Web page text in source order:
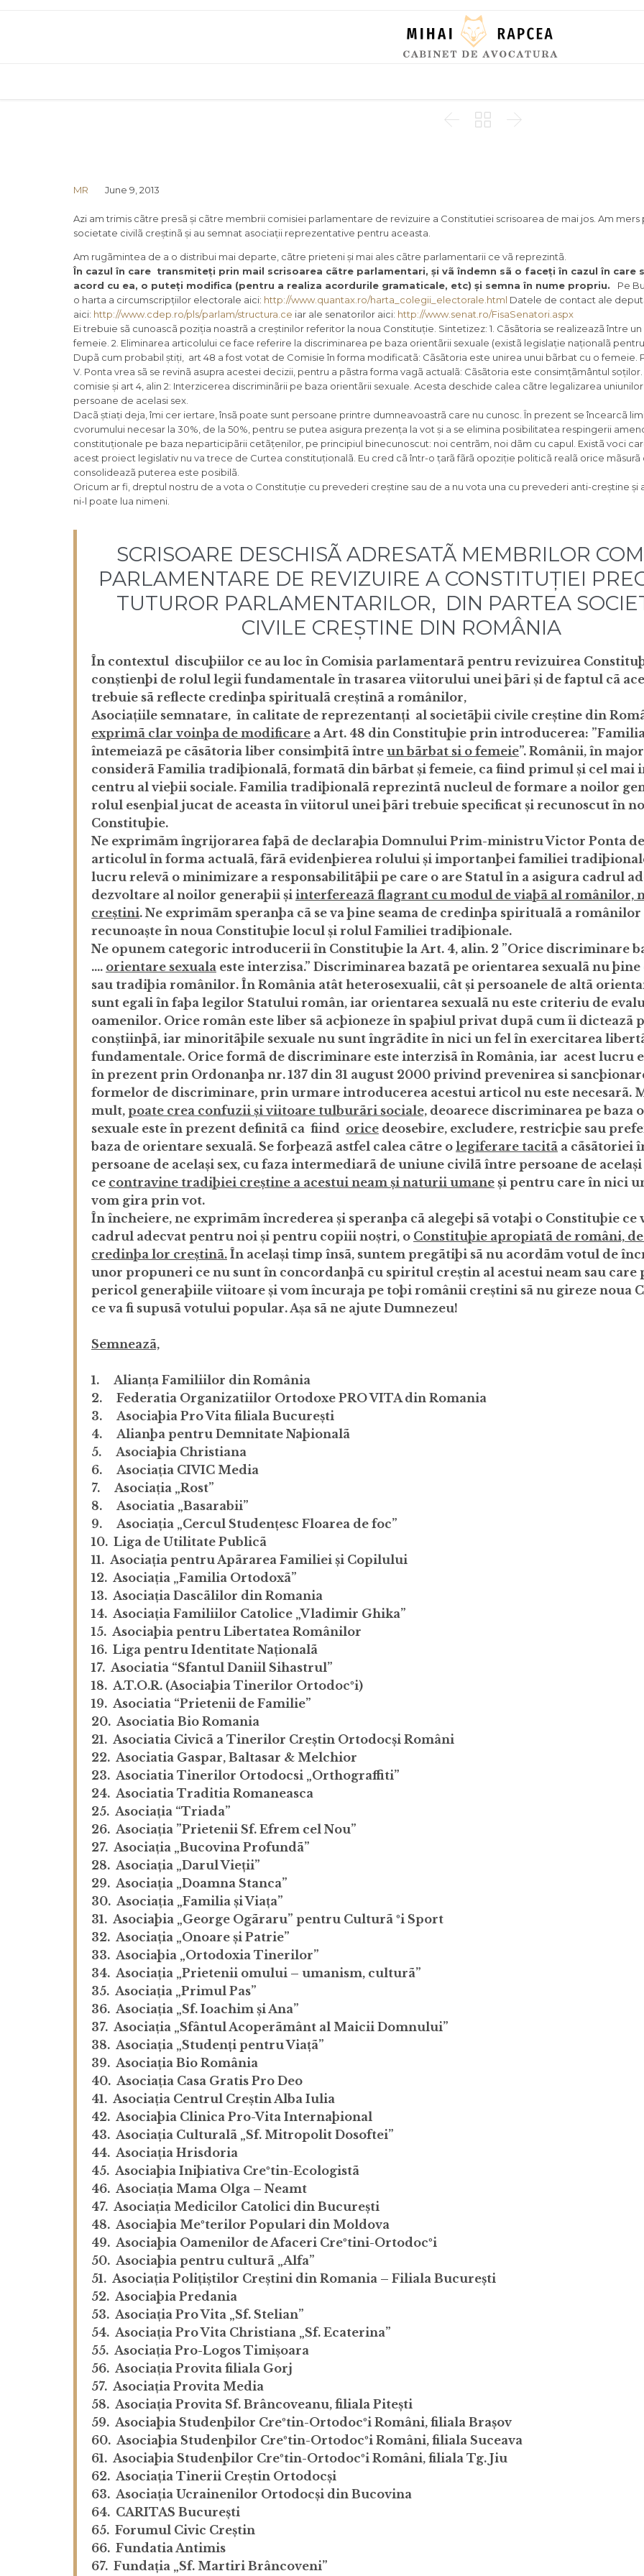
  
MR June 9, 2013
Azi am trimis cãtre presã și cãtre membrii comisiei parlamentare de revizuire a Constitutiei scrisoarea de mai jos. Am mers
societate civilã creștinã și au semnat asociații reprezentative pentru aceasta.
Am rugãmintea de a o distribui mai departe, cãtre prieteni și mai ales cãtre parlamentarii ce vã reprezintã.
În cazul în care transmiteți prin mail scrisoarea cãtre parlamentari, și vã îndemn sã o faceți în cazul în care
acord cu ea, o puteți modifica (pentru a realiza acordurile gramaticale, etc) și semna în nume propriu.
Pe
o harta a circumscripțiilor electorale aici: http://www.quantax.ro/harta_colegii_electorale.html Datele de contact ale
aici: http://www.cdep.ro/pls/parlam/structura.ce iar ale senatorilor aici: http://www.senat.ro/FisaSenatori.aspx
Ei trebuie sã cunoascã poziția noastrã a creștinilor referitor la noua Constituție. Sintetizez: 1. Cãsãtoria se realizeazã între
femeie. 2. Eliminarea articolului ce face referire la discriminarea pe baza orientãrii sexuale (existã legislație naționalã
Dupã cum probabil știți, art 48 a fost votat de Comisie în forma modificatã: Cãsãtoria este unirea unui bãrbat cu o femeie.
V. Ponta vrea sã se revinã asupra acestei decizii, pentru a pãstra forma vagã actualã: Cãsãtoria este consimțãmântul
comisie și art 4, alin 2: Interzicerea discriminãrii pe baza orientãrii sexuale. Acesta deschide calea cãtre legalizarea
persoane de acelasi sex.
Dacã știați deja, îmi cer iertare, însã poate sunt persoane printre dumneavoastrã care nu cunosc. În prezent se încearcã
cvorumului necesar la 30%, de la 50%, pentru se putea asigura prezența la vot și a se elimina posibilitatea respingerii
constituționale pe baza neparticipãrii cetãțenilor, pe principiul binecunoscut: noi centrãm, noi dãm cu capul. Existã voci
acest proiect legislativ nu va trece de Curtea constituționalã. Eu cred cã într-o țarã fãrã opoziție politicã realã orice mãsurã
consolideazã puterea este posibilã.
Oricum ar fi, dreptul nostru de a vota o Constituție cu prevederi creștine sau de a nu vota una cu prevederi anti-creștine și
ni-l poate lua nimeni.
SCRISOARE DESCHISÃ ADRESATÃ MEMBRILOR
PARLAMENTARE DE REVIZUIRE A CONSTITUȚIEI
TUTUROR PARLAMENTARILOR, DIN PARTEA
CIVILE CREȘTINE DIN ROMÂNIA
În contextul discuþiilor ce au loc în Comisia parlamentarã pentru revizuirea
conștienþi de rolul legii fundamentale în trasarea viitorului unei þãri și de faptul cã
trebuie sã reflecte credinþa spiritualã creștinã a românilor,
Asociațiile semnatare, în calitate de reprezentanți al societãþii civile creștine din
exprimã clar voinþa de modificare a Art. 48 din Constituþie prin introducerea:
întemeiazã pe cãsãtoria liber consimþitã între un bãrbat si o femeie”. Românii, în
considerã Familia tradiþionalã, formatã din bãrbat și femeie, ca fiind primul și cel mai
centru al vieþii sociale. Familia tradiþionalã reprezintã nucleul de formare a noilor
rolul esenþial jucat de aceasta în viitorul unei þãri trebuie specificat și recunoscut în
Constituþie.
Ne exprimãm îngrijorarea faþã de declaraþia Domnului Prim-ministru Victor Ponta de
articolul în forma actualã, fãrã evidenþierea rolului și importanþei familiei
lucru relevã o minimizare a responsabilitãþii pe care o are Statul în a asigura cadrul
dezvoltare al noilor generaþii și interfereazã flagrant cu modul de viaþã al românilor,
creștini. Ne exprimãm speranþa cã se va þine seama de credinþa spiritualã a românilor
recunoaște în noua Constituþie locul și rolul Familiei tradiþionale.
Ne opunem categoric introducerii în Constituþie la Art. 4, alin. 2 ”Orice discriminare
…. orientare sexuala este interzisa.” Discriminarea bazatã pe orientarea sexualã nu
sau tradiþia românilor. În România atât heterosexualii, cât și persoanele de altã
sunt egali în faþa legilor Statului român, iar orientarea sexualã nu este criteriu de
oamenilor. Orice român este liber sã acþioneze în spaþiul privat dupã cum îi dicteazã
conștiinþã, iar minoritãþile sexuale nu sunt îngrãdite în nici un fel în exercitarea
fundamentale. Orice formã de discriminare este interzisã în România, iar acest lucru
în prezent prin Ordonanþa nr. 137 din 31 august 2000 privind prevenirea si
formelor de discriminare, prin urmare introducerea acestui articol nu este necesarã.
mult, poate crea confuzii și viitoare tulburãri sociale, deoarece discriminarea pe baza
sexuale este în prezent definitã ca fiind orice deosebire, excludere, restricþie sau
baza de orientare sexualã. Se forþeazã astfel calea cãtre o legiferare tacitã a cãsãtoriei
persoane de același sex, cu faza intermediarã de uniune civilã între persoane de
ce contravine tradiþiei creștine a acestui neam și naturii umane și pentru care în nici
vom gira prin vot.
În încheiere, ne exprimãm încrederea și speranþa cã alegeþi sã votaþi o Constituþie ce
cadrul adecvat pentru noi și pentru copiii noștri, o Constituþie apropiatã de români,
credinþa lor creștinã. În același timp însã, suntem pregãtiþi sã nu acordãm votul de
unor propuneri ce nu sunt în concordanþã cu spiritul creștin al acestui neam sau care
pericol generaþiile viitoare și vom încuraja pe toþi românii creștini sã nu gireze noua
ce va fi supusã votului popular. Așa sã ne ajute Dumnezeu!
Semneazã,
1. Alianța Familiilor din România
2. Federatia Organizatiilor Ortodoxe PRO VITA din Romania
3. Asociaþia Pro Vita filiala București
4. Alianþa pentru Demnitate Naþionalã
5. Asociaþia Christiana
6. Asociația CIVIC Media
7. Asociația „Rost”
8. Asociatia „Basarabii”
9. Asociația „Cercul Studențesc Floarea de foc”
10. Liga de Utilitate Publicã
11. Asociația pentru Apãrarea Familiei și Copilului
12. Asociația „Familia Ortodoxã”
13. Asociația Dascãlilor din Romania
14. Asociația Familiilor Catolice „Vladimir Ghika”
15. Asociaþia pentru Libertatea Românilor
16. Liga pentru Identitate Naționalã
17. Asociatia “Sfantul Daniil Sihastrul”
18. A.T.O.R. (Asociaþia Tinerilor Ortodocºi)
19. Asociatia “Prietenii de Familie”
20. Asociatia Bio Romania
21. Asociatia Civicã a Tinerilor Creștin Ortodocși Români
22. Asociatia Gaspar, Baltasar & Melchior
23. Asociatia Tinerilor Ortodocsi „Orthograffiti”
24. Asociatia Traditia Romaneasca
25. Asociația “Triada”
26. Asociația ”Prietenii Sf. Efrem cel Nou”
27. Asociația „Bucovina Profundã”
28. Asociația „Darul Vieții”
29. Asociația „Doamna Stanca”
30. Asociația „Familia și Viața”
31. Asociaþia „George Ogãraru” pentru Culturã ºi Sport
32. Asociația „Onoare și Patrie”
33. Asociaþia „Ortodoxia Tinerilor”
34. Asociația „Prietenii omului – umanism, culturã”
35. Asociația „Primul Pas”
36. Asociația „Sf. Ioachim și Ana”
37. Asociația „Sfântul Acoperãmânt al Maicii Domnului”
38. Asociația „Studenți pentru Viațã”
39. Asociația Bio România
40. Asociația Casa Gratis Pro Deo
41. Asociația Centrul Creștin Alba Iulia
42. Asociaþia Clinica Pro-Vita Internaþional
43. Asociația Culturalã „Sf. Mitropolit Dosoftei”
44. Asociația Hrisdoria
45. Asociaþia Iniþiativa Creºtin-Ecologistã
46. Asociația Mama Olga – Neamt
47. Asociația Medicilor Catolici din București
48. Asociaþia Meºterilor Populari din Moldova
49. Asociaþia Oamenilor de Afaceri Creºtini-Ortodocºi
50. Asociaþia pentru culturã „Alfa”
51. Asociația Polițiștilor Creștini din Romania – Filiala București
52. Asociaþia Predania
53. Asociația Pro Vita „Sf. Stelian”
54. Asociația Pro Vita Christiana „Sf. Ecaterina”
55. Asociația Pro-Logos Timișoara
56. Asociația Provita filiala Gorj
57. Asociația Provita Media
58. Asociația Provita Sf. Brâncoveanu, filiala Pitești
59. Asociaþia Studenþilor Creºtin-Ortodocºi Români, filiala Brașov
60. Asociaþia Studenþilor Creºtin-Ortodocºi Români, filiala Suceava
61. Asociaþia Studenþilor Creºtin-Ortodocºi Români, filiala Tg. Jiu
62. Asociația Tinerii Creștin Ortodocși
63. Asociația Ucrainenilor Ortodocși din Bucovina
64. CARITAS București
65. Forumul Civic Creștin
66. Fundatia Antimis
67. Fundația „Sf. Martiri Brâncoveni”